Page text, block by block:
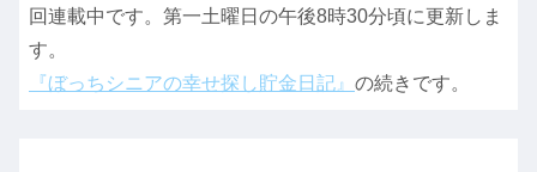
回連載中です。第一土曜日の午後8時30分頃に更新しま
す。
『ぼっちシニアの幸せ探し貯金日記』 の続きです。